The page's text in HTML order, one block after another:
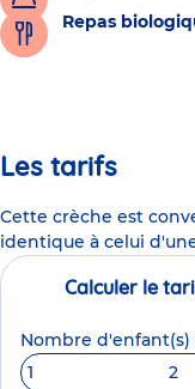
Repas
Les tarifs
Cette crèche est
identique à celui
Calculer le
Nombre d'enfant(s)
1
2